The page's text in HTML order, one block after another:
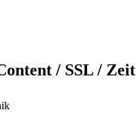
/ SSL / Zeit